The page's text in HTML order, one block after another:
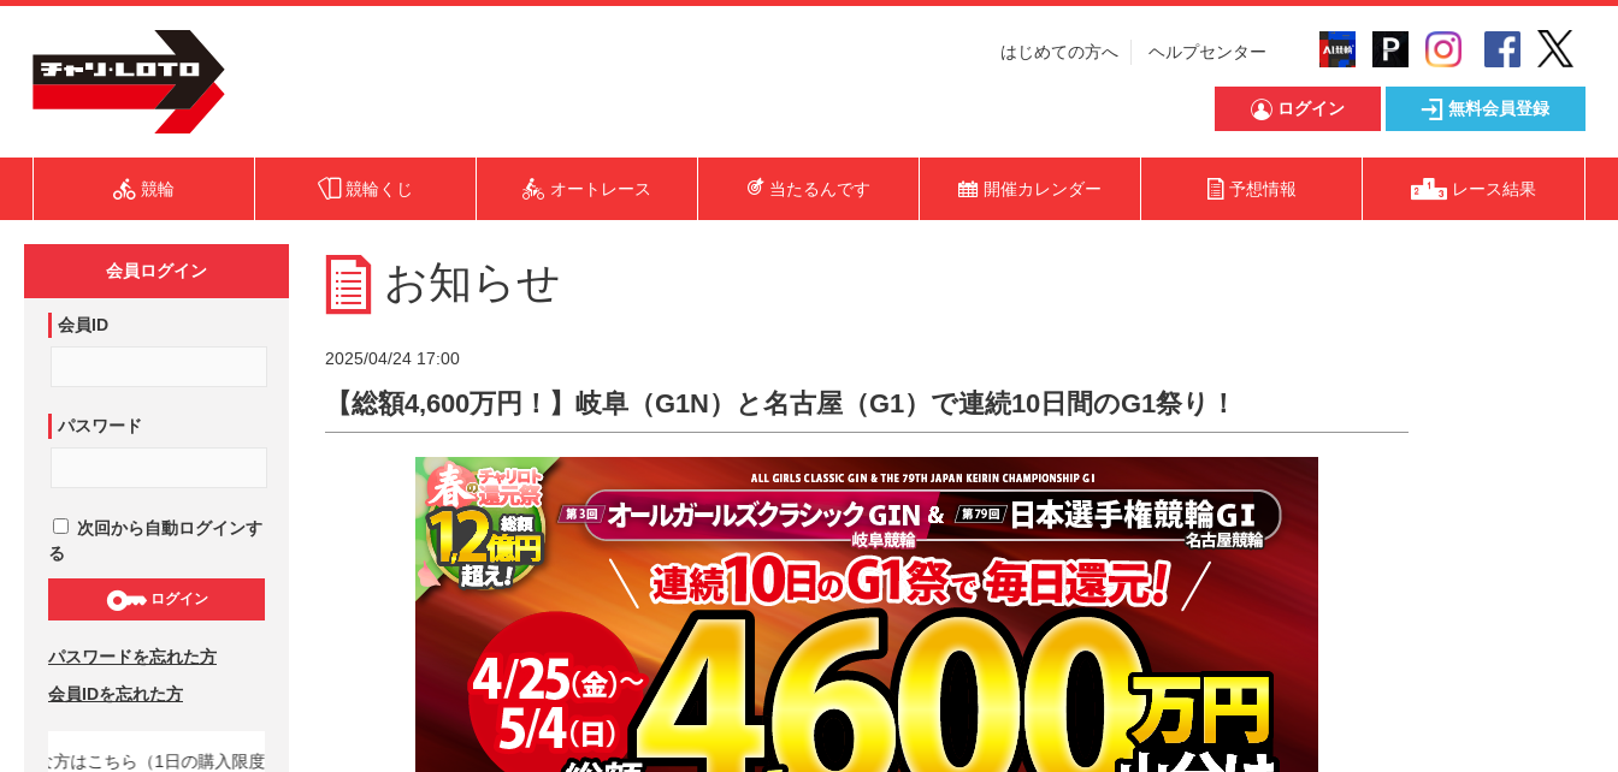
はじめての方へ ヘルプセンター
ログイン 無料会員登録
競輪 競輪くじ オートレース 当たるんです 開催カレンダー 予想情報 レース結果
会員ログイン
会員ID
パスワード
次回から自動ログインす
る
ログイン
パスワードを忘れた方
会員IDを忘れた方
ら（1日の購入限度額の設定）↓
お知らせ
2025/04/24 17:00
【総額4,600万円！】岐阜（G1N）と名古屋（G1）で連続10日間のG1祭り！